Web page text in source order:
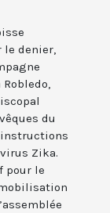
le denier,
du
Zika.
pour le